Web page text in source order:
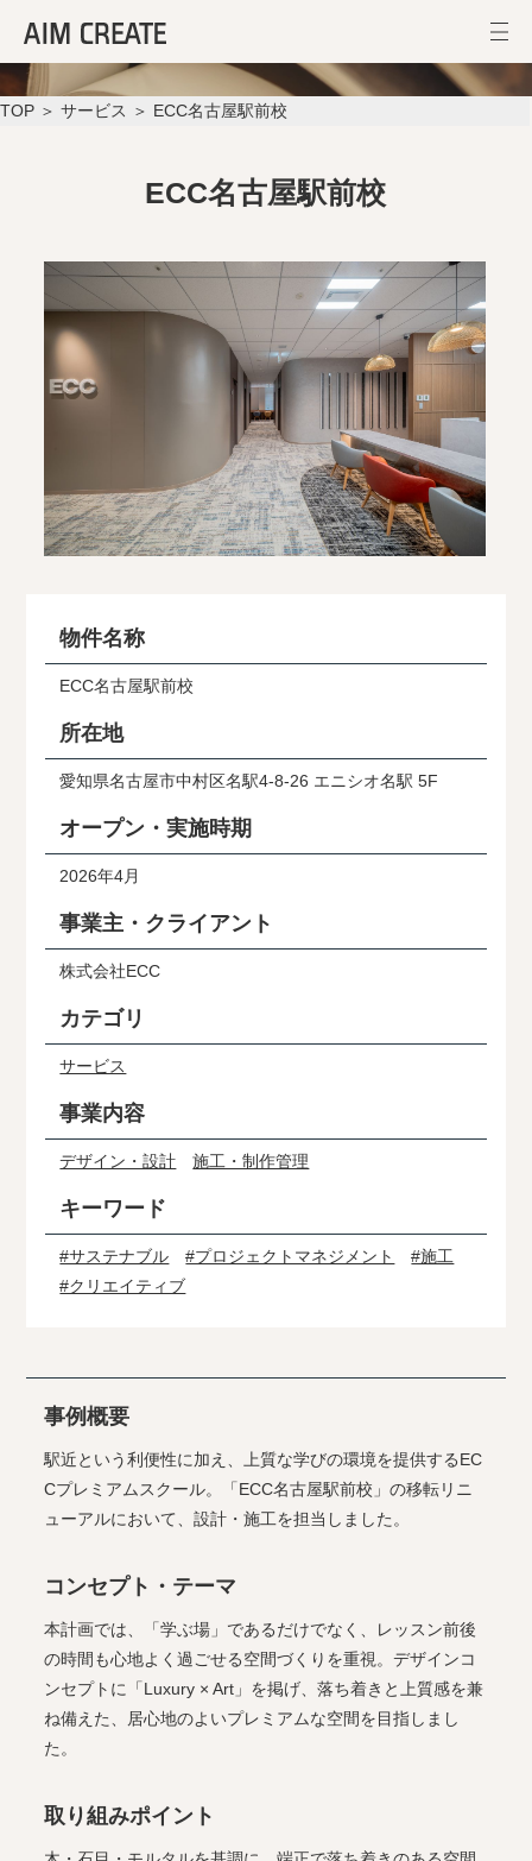
ECC名古屋駅前校
TOP ＞ サービス ＞ ECC名古屋駅前校
ECC名古屋駅前校
物件名称
ECC名古屋駅前校
所在地
愛知県名古屋市中村区名駅4-8-26 エニシオ名駅 5F
オープン・実施時期
2026年4月
事業主・クライアント
株式会社ECC
カテゴリ
サービス
事業内容
デザイン・設計 施工・制作管理
キーワード
#サステナブル #プロジェクトマネジメント
#施工
#クリエイティブ
事例概要
駅近という利便性に加え、上質な学びの環境を提供するEC
Cプレミアムスクール。「ECC名古屋駅前校」の移転リニ
ューアルにおいて、設計・施工を担当しました。
コンセプト・テーマ
本計画では、「学ぶ場」であるだけでなく、レッスン前後
の時間も心地よく過ごせる空間づくりを重視。デザインコ
ンセプトに「Luxury × Art」を掲げ、落ち着きと上質感を兼
ね備えた、居心地のよいプレミアムな空間を目指しまし
た。
取り組みポイント